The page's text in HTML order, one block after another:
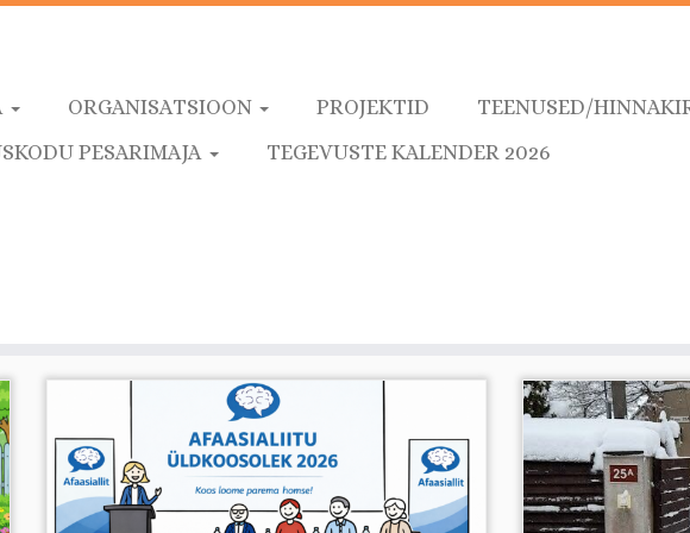
ORGANISATSIOON PROJEKTID
TEENUSED/
PESARIMAJA
TEGEVUSTE KALENDER 2026